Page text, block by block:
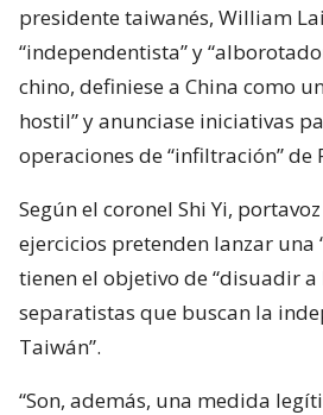
presidente taiwanés, William
“independentista” y
chino, definiese a China como
hostil” y anunciase iniciativas
operaciones de “infiltración” de
Según el coronel Shi Yi,
ejercicios pretenden lanzar una
tienen el objetivo de “disuadir a
separatistas que buscan la
Taiwán”.
“Son, además, una medida